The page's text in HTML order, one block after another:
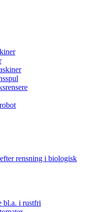
rensning i biologisk
bl.a. i rustfri